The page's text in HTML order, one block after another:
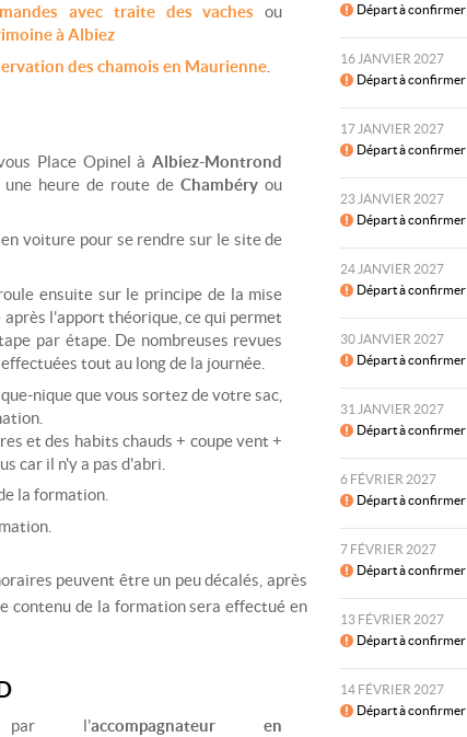
avec traite des vachesou
à Albiez
des chamois en Maurienne.
Place Opinel àAlbiez-Montrond
une heure de route deChambéryou
voiture pour se rendre sur le site de
ensuite sur le principe de la mise
l'apport théorique, ce qui permet
par étape. De nombreuses revues
tout au long de la journée.
nique que vous sortez de votre sac,
et des habits chauds + coupe vent +
car il n'y a pas d'abri.
la formation.
peuvent être un peu décalés, après
contenu de la formation sera effectué en
par l'accompagnateur en
Départ à confirmer
16 JANVIER 2027
Départ à confirmer
17 JANVIER 2027
Départ à confirmer
23 JANVIER 2027
Départ à confirmer
24 JANVIER 2027
Départ à confirmer
30 JANVIER 2027
Départ à confirmer
31 JANVIER 2027
Départ à confirmer
6 FÉVRIER 2027
Départ à confirmer
7 FÉVRIER 2027
Départ à confirmer
13 FÉVRIER 2027
Départ à confirmer
14 FÉVRIER 2027
Départ à confirmer